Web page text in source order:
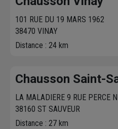
101 RUE DU 19 MARS 1962
38470 VINAY
Distance : 24 km
Chausson Saint-
LA MALADIERE 9 RUE PERCE
38160 ST SAUVEUR
Distance : 27 km